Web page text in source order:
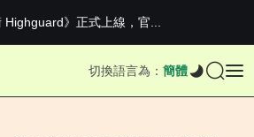
釋出，蘋果你不要太離譜
單收官：全滿貫對上全滿亞，德約...
Highguard》正式上線，官...
切換語言為： 簡體